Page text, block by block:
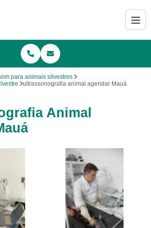
para animais silvestres
ultrassonografia animal agendar Mauá
Animal